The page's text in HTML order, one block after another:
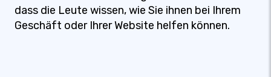
dass die Leute wissen, wie Sie ihnen bei Ihrem
Geschäft oder Ihrer Website helfen können.